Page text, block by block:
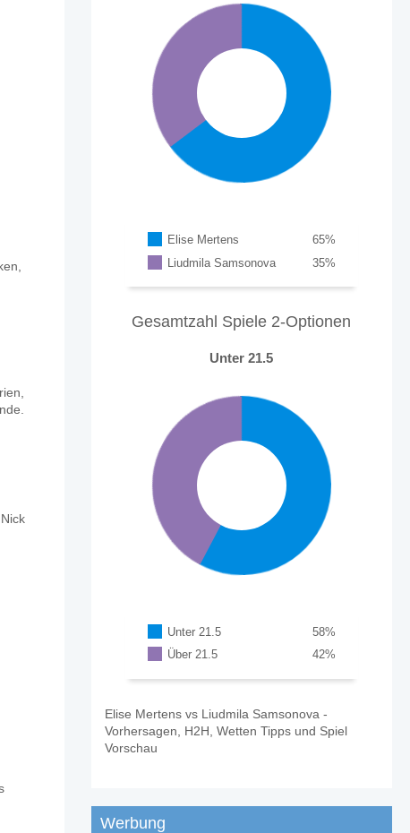
Samsonova?
Elise Mertens %
65
Liudmila Samsonova
%
35
Gesamtzahl Spiele 2-Optionen
Unter 21.5
Unter 21.5 %
58
Über 21.5
%
42
Elise Mertens vs Liudmila Samsonova -
Vorhersagen, H2H, Wetten Tipps und Spiel
Vorschau
Werbung